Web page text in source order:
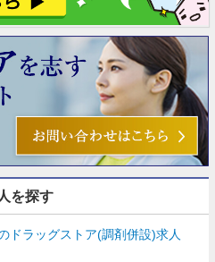
を探す
ドラッグストア(調剤併設)求人